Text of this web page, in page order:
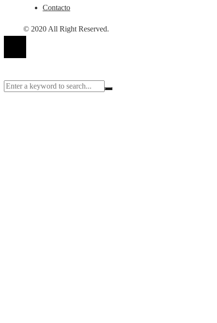
Contacto
© 2020 All Right Reserved.